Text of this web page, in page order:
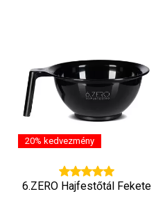
20% kedvezmény
6.ZERO Hajfestőtál Fekete